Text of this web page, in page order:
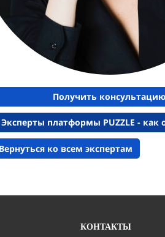
Получить консультацию
Эксперты платформы PUZZLE - как
Вернуться ко всем экспертам
КОНТАКТЫ